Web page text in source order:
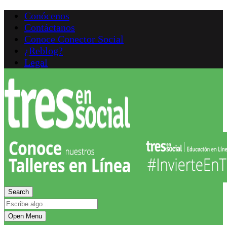
Conócenos
Contáctanos
Conoce Conector Social
¿Reblog?
Legal
Search
Open Menu